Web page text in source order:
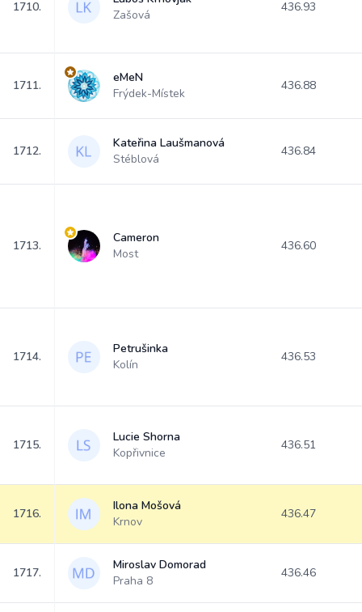
1710.
Zašová
436.93
1711.
eMeN
Frýdek-Místek
436.88
1712.
Kateřina Laušmanová
Stéblová
436.84
1713.
Cameron
Most
436.60
1714.
Petrušinka
Kolín
436.53
1715.
Lucie Shorna
Kopřivnice
436.51
1716.
Ilona Mošová
Krnov
436.47
1717.
Miroslav Domorad
Praha 8
436.46